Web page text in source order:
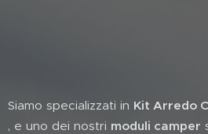
Siamo specializzati in Kit Arredo
, e uno dei nostri moduli camper